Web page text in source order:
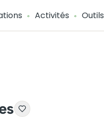
Activités Outils